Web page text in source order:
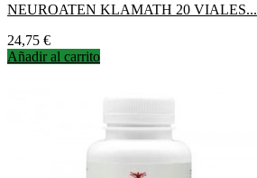
NEUROATEN KLAMATH 20 VIALES...
Precio
24,75 €
Añadir al carrito